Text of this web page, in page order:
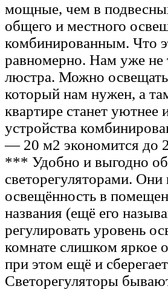
мощные, чем в
общего и местного
комбинированным. Что
равномерно. Нам уже
люстра. Можно освещать
который нам нужен, а
квартире станет уютнее
устройства
— 20 м2 экономится до
*** Удобно и выгодно
светорегуляторами. Они
освещённость в
названия (ещё его
регулировать уровень
комнате слишком яркое
при этом ещё и
Светорегуляторы